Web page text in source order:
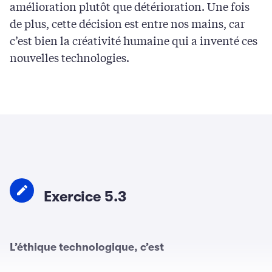
amélioration plutôt que détérioration. Une fois
de plus, cette décision est entre nos mains, car
c’est bien la créativité humaine qui a inventé ces
nouvelles technologies.
Exercice 5.3
L’éthique technologique, c’est